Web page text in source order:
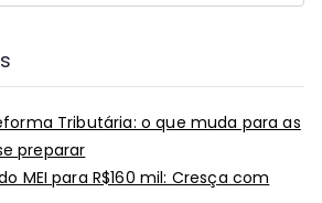
Tributária: o que muda para as
preparar
MEI para R$160 mil: Cresça com